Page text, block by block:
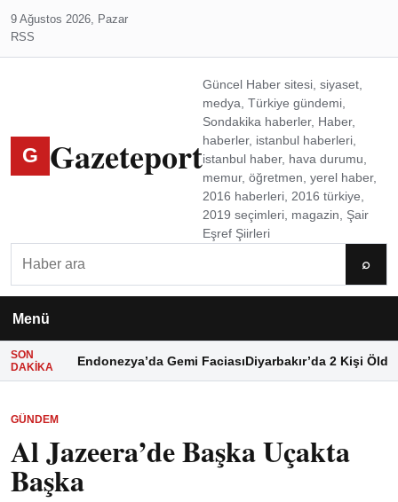
9 Ağustos 2026, Pazar
RSS
G Gazeteport
Güncel Haber sitesi, siyaset,
medya, Türkiye gündemi,
Sondakika haberler, Haber,
haberler, istanbul haberleri,
istanbul haber, hava durumu,
memur, öğretmen, yerel haber,
2016 haberleri, 2016 türkiye,
2019 seçimleri, magazin, Şair
Eşref Şiirleri
⌕
Menü
SON
DAKIKA
Endonezya’da Gemi FaciasıDiyarbakır’da 2 Kişi Öldü
GÜNDEM
Al Jazeera’de Başka Uçakta
Başka